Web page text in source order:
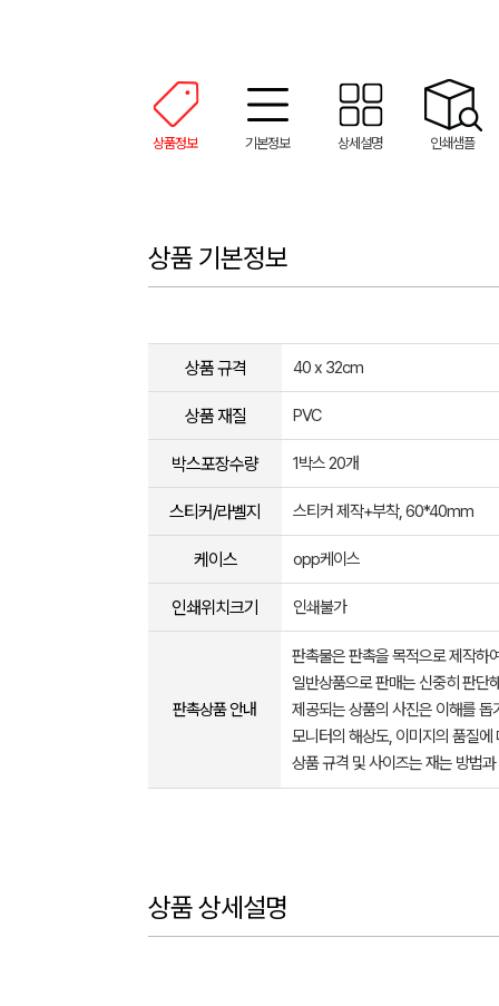
상품정보 기본정보 상세설명 인쇄샘플
상품 기본정보
상품 규격 40 x 32cm
상품 재질 PVC
박스포장수량 1박스 20개
스티커/라벨지 스티커 제작+부착, 60*40mm
케이스 opp케이스
인쇄위치크기 인쇄불가
판촉상품 안내
판촉물은 판촉을 목적으로 제작하
일반상품으로 판매는 신중히 판단
제공되는 상품의 사진은 이해를
모니터의 해상도, 이미지의 품질
상품 규격 및 사이즈는 재는 방법
상품 상세설명